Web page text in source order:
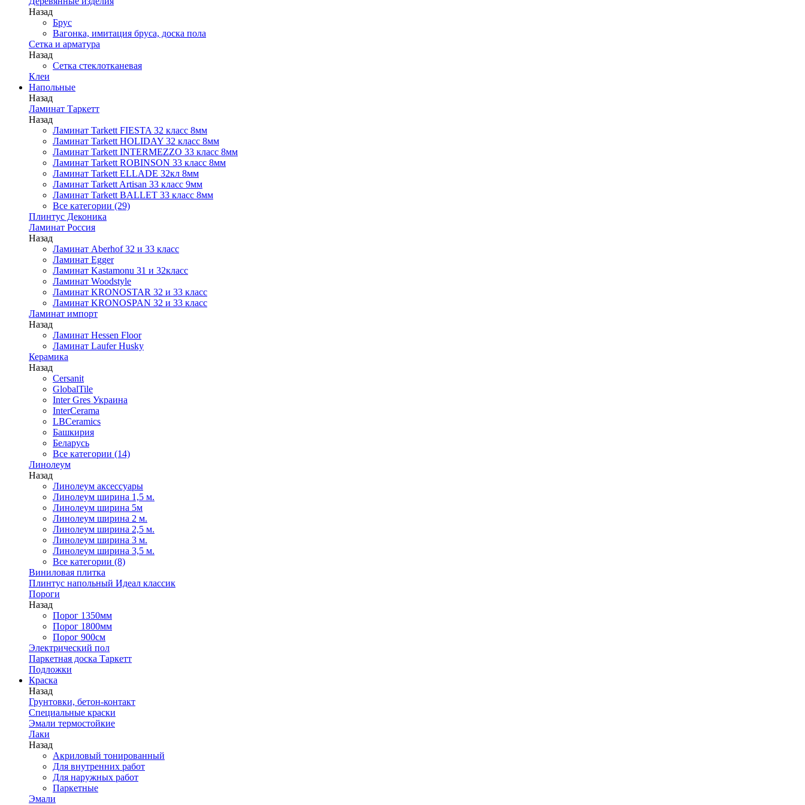
Назад
Брус
Вагонка, имитация бруса, доска пола
Сетка и арматура
Назад
Сетка стеклотканевая
Клеи
Напольные
Назад
Ламинат Таркетт
Назад
Ламинат Tarkett FIESTA 32 класс 8мм
Ламинат Tarkett HOLIDAY 32 класс 8мм
Ламинат Tarkett INTERMEZZO 33 класс 8мм
Ламинат Tarkett ROBINSON 33 класс 8мм
Ламинат Tarkett ELLADE 32кл 8мм
Ламинат Tarkett Artisan 33 класс 9мм
Ламинат Tarkett BALLET 33 класс 8мм
Все категории (29)
Плинтус Деконика
Ламинат Россия
Назад
Ламинат Aberhof 32 и 33 класс
Ламинат Egger
Ламинат Kastamonu 31 и 32класс
Ламинат Woodstyle
Ламинат KRONOSTAR 32 и 33 класс
Ламинат KRONOSPAN 32 и 33 класс
Ламинат импорт
Назад
Ламинат Hessen Floor
Ламинат Laufer Husky
Керамика
Назад
Cersanit
GlobalTile
Inter Gres Украина
InterCerama
LBCeramics
Башкирия
Беларусь
Все категории (14)
Линолеум
Назад
Линолеум аксессуары
Линолеум ширина 1,5 м.
Линолеум ширина 5м
Линолеум ширина 2 м.
Линолеум ширина 2,5 м.
Линолеум ширина 3 м.
Линолеум ширина 3,5 м.
Все категории (8)
Виниловая плитка
Плинтус напольный Идеал классик
Пороги
Назад
Порог 1350мм
Порог 1800мм
Порог 900см
Электрический пол
Паркетная доска Таркетт
Подложки
Краска
Назад
Грунтовки, бетон-контакт
Специальные краски
Эмали термостойкие
Лаки
Назад
Акриловый тонированный
Для внутренних работ
Для наружных работ
Паркетные
Эмали